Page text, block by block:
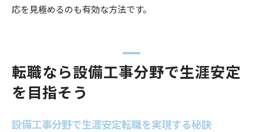
応を見極めるのも有効な方法です。
転職なら設備工事分野で生涯安定
を目指そう
設備工事分野で生涯安定転職を実現する秘訣